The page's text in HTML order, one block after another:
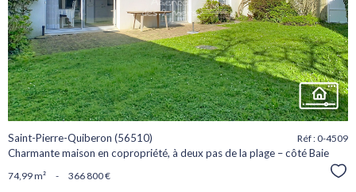
bien
Saint-Pierre-Quiberon (56510)
Charmante maison en copropriété, à deux pas de la plage – côté Baie
Réf : 0-4509
74,99 m² - 366 800 €